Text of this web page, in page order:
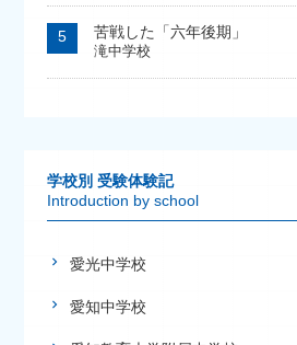
苦戦した「六年後期」
滝中学校
学校別 受験体験記
Introduction by school
愛光中学校
愛知中学校